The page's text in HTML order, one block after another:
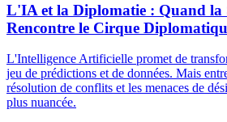
L'IA et la Diplomatie : Quand la
Rencontre le Cirque
L'Intelligence Artificielle promet de
jeu de prédictions et de données. Mais
résolution de conflits et les menaces de
plus nuancée.